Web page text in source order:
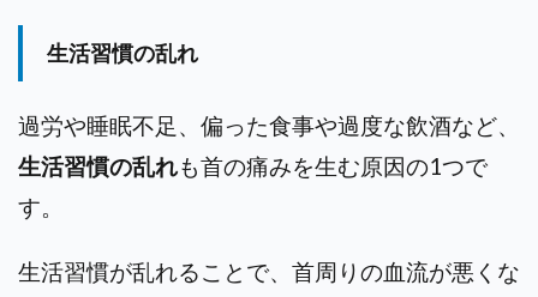
生活習慣の乱れ
過労や睡眠不足、偏った食事や過度な飲酒など、
生活習慣の乱れも首の痛みを生む原因の1つで
す。
生活習慣が乱れることで、首周りの血流が悪くな